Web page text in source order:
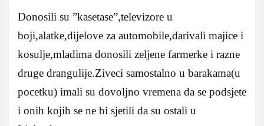
Donosili su ”kasetase”,televizore u
boji,alatke,dijelove za automobile,darivali majice i
kosulje,mladima donosili zeljene farmerke i razne
druge drangulije.Ziveci samostalno u barakama(u
pocetku) imali su dovoljno vremena da se podsjete
i onih kojih se ne bi sjetili da su ostali u